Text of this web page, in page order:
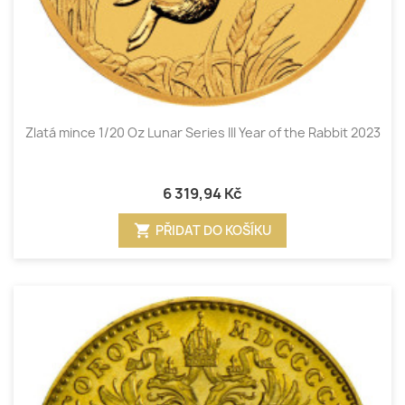
Zlatá mince 1/20 Oz Lunar Series III Year of the Rabbit 2023
6 319,94 Kč
shopping_cart PŘIDAT DO KOŠÍKU